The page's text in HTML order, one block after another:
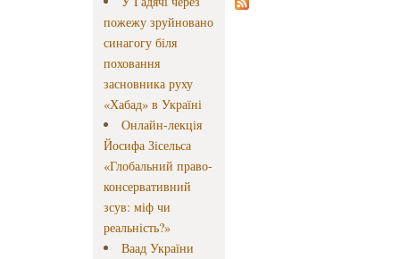
пожежу зруйновано
синагогу біля
поховання
засновника руху
«Хабад» в Україні
Онлайн-лекція
Йосифа Зісельса
«Глобальний право-
консервативний
зсув: міф чи
реальність?»
Ваад України